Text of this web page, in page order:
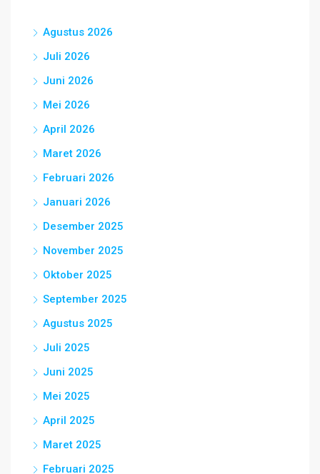
Agustus 2026
Juli 2026
Juni 2026
Mei 2026
April 2026
Maret 2026
Februari 2026
Januari 2026
Desember 2025
November 2025
Oktober 2025
September 2025
Agustus 2025
Juli 2025
Juni 2025
Mei 2025
April 2025
Maret 2025
Februari 2025